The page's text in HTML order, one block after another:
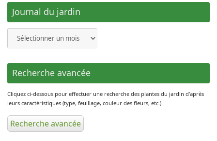
Journal du jardin
Journal
Recherche avancée
Cliquez ci-dessous pour effectuer une recherche des plantes du jardin d’après
leurs caractéristiques (type, feuillage, couleur des fleurs, etc.)
Recherche avancée